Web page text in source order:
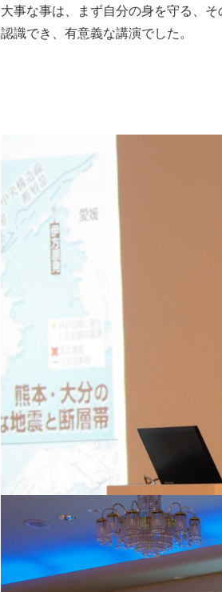
大事な事は、まず自分の身を守る、
認識でき、有意義な講演でした。